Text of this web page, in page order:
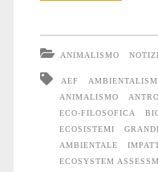
della
guerra
planetaria
ANIMALISMO
AEF
ANIMALISMO
ECO-FILOSOFICA
ECOSISTEMI
AMBIENTALE
ECOSYSTEM